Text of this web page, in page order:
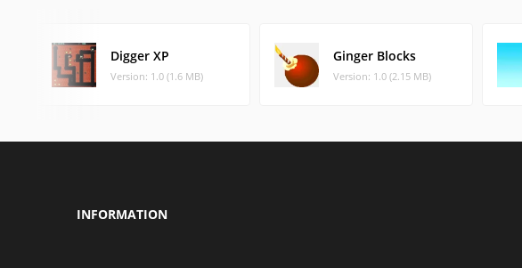
Digger XP
Version: 1.0 (1.6 MB)
Ginger Blocks
Version: 1.0 (2.15 MB)
INFORMATION